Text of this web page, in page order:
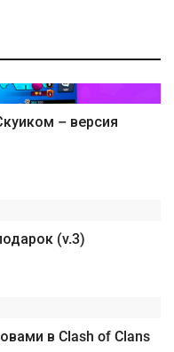
– версия
(v.3)
в Clash of Clans